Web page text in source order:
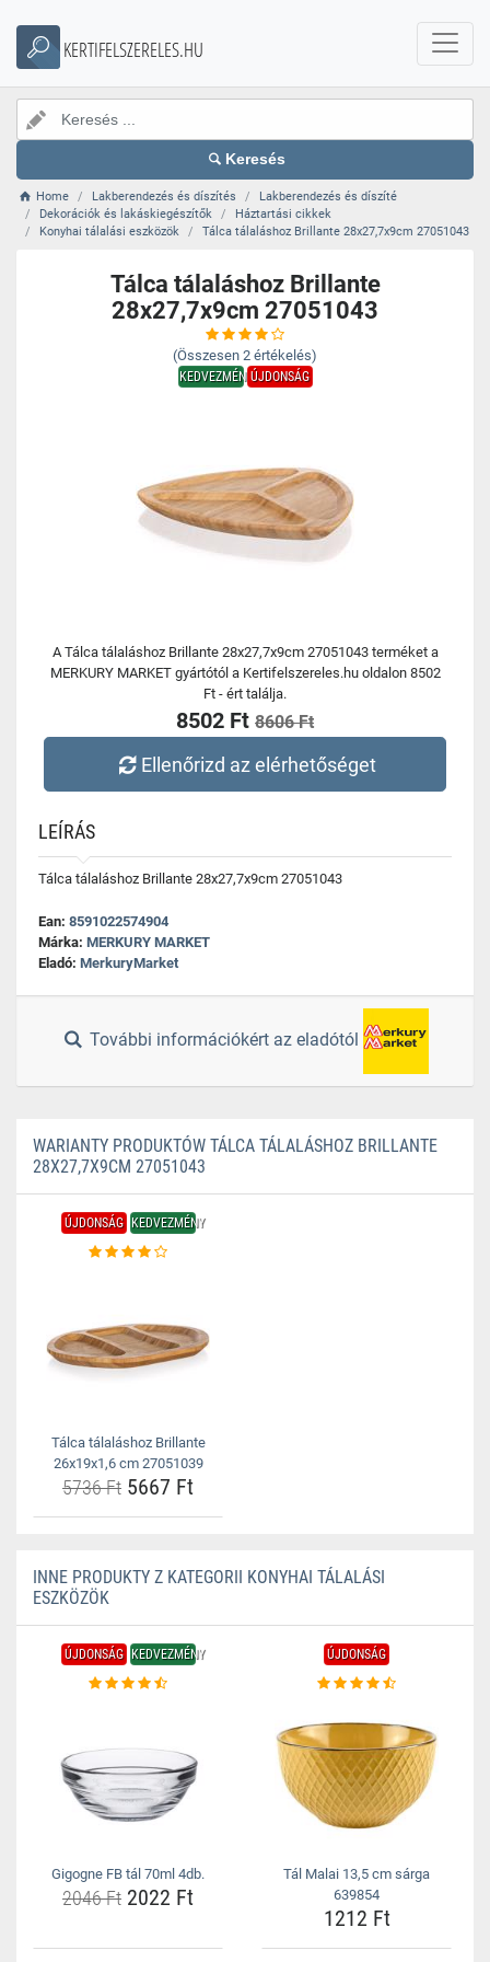
KERTIFELSZERELES.HU
Keresés
Home Lakberendezés és díszítés
Lakberendezés és díszíté
Dekorációk és lakáskiegészítők
Háztartási cikkek
Konyhai tálalási eszközök
Tálca tálaláshoz Brillante 28x27,7x9cm 27051043
Tálca tálaláshoz Brillante
28x27,7x9cm 27051043
(Összesen 2 értékelés)
KEDVEZMÉNYÚJDONSÁG
A Tálca tálaláshoz Brillante 28x27,7x9cm 27051043 terméket a
MERKURY MARKET gyártótól a Kertifelszereles.hu oldalon 8502
Ft - ért találja.
8502 Ft 8606 Ft
Ellenőrizd az elérhetőséget
LEÍRÁS
Tálca tálaláshoz Brillante 28x27,7x9cm 27051043
Ean: 8591022574904
Márka: MERKURY MARKET
Eladó: MerkuryMarket
További információkért az eladótól
WARIANTY PRODUKTÓW TÁLCA TÁLALÁSHOZ BRILLANTE
28X27,7X9CM 27051043
ÚJDONSÁG KEDVEZMÉNY
Tálca tálaláshoz Brillante
26x19x1,6 cm 27051039
5736 Ft 5667 Ft
INNE PRODUKTY Z KATEGORII KONYHAI TÁLALÁSI
ESZKÖZÖK
ÚJDONSÁG KEDVEZMÉNY
Gigogne FB tál 70ml 4db.
2046 Ft 2022 Ft
ÚJDONSÁG
Tál Malai 13,5 cm sárga
639854
1212 Ft